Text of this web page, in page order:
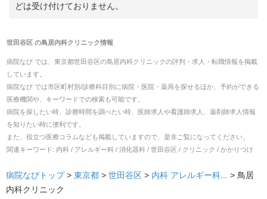
どは受け付けておりません。
世田谷区の鳥居内科クリニック情報
病院なび では、 東京都世田谷区の鳥居内科クリニックの評判・求人・転職情報を掲載
しています。
病院なび では市区町村別/診療科目別に病院・医院・薬局を探せるほか、予約ができる
医療機関や、キーワードでの検索も可能です。
病院を探したい時、診療時間を調べたい時、医師求人や看護師求人、薬剤師求人情報
を知りたい時に便利です。
また、役立つ医療コラムなども掲載していますので、是非ご覧になってください。
関連キーワード: 内科 / アレルギー科 / 消化器科 / 世田谷区 / クリニック / かかりつけ
病院なびトップ> 東京都 > 世田谷区 > 内科 アレルギー科 ... > 鳥居
内科クリニック